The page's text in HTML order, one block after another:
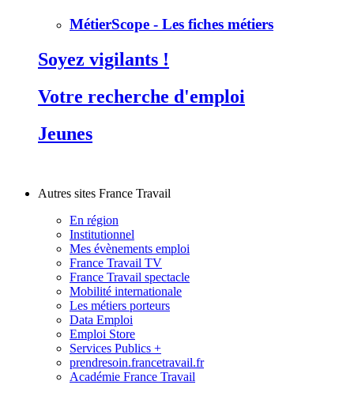
MétierScope - Les fiches métiers
Soyez vigilants !
Votre recherche d'emploi
Jeunes
Autres sites France Travail
En région
Institutionnel
Mes évènements emploi
France Travail TV
France Travail spectacle
Mobilité internationale
Les métiers porteurs
Data Emploi
Emploi Store
Services Publics +
prendresoin.francetravail.fr
Académie France Travail